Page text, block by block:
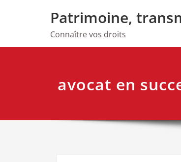
Patrimoine,
Connaître vos droits
avocat en